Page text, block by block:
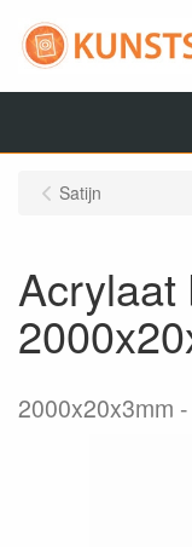
Satijn
Acrylaat
2000x20x3mm